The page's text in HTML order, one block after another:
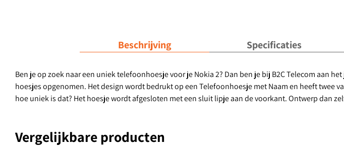
Beschrijving Specificaties
Ben je op zoek naar een uniek telefoonhoesje voor je Nokia 2? Dan ben je bij B2C Telecom aan
hoesjes opgenomen. Het design wordt bedrukt op een Telefoonhoesje met Naam en heeft twee
hoe uniek is dat? Het hoesje wordt afgesloten met een sluit lipje aan de voorkant. Ontwerp dan
Vergelijkbare producten